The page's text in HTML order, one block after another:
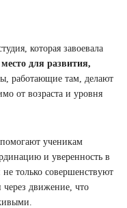
которая завоевала
место для развития,
работающие там, делают
от возраста и уровня
ученикам
и уверенность в
только совершенствуют
через движение, что